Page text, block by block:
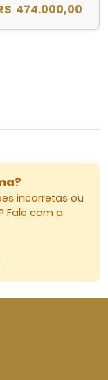
474.000,00
incorretas ou
Fale com a